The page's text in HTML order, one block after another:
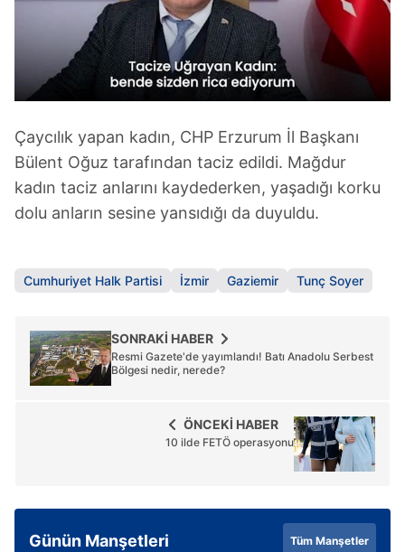
Çaycılık yapan kadın, CHP Erzurum İl Başkanı
Bülent Oğuz tarafından taciz edildi. Mağdur
kadın taciz anlarını kaydederken, yaşadığı korku
dolu anların sesine yansıdığı da duyuldu.
Cumhuriyet Halk Partisi İzmir Gaziemir Tunç Soyer
SONRAKİ HABER
Resmi Gazete'de yayımlandı! Batı Anadolu Serbest
Bölgesi nedir, nerede?
ÖNCEKİ HABER
10 ilde FETÖ operasyonu
Günün Manşetleri Tüm Manşetler